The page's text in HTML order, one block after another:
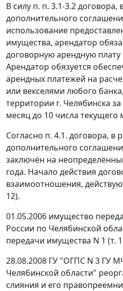
В силу п. п. 3.1-3.2 договора,
дополнительного
использование
имущества, арендатор
договорную арендную плату
Арендатор обязуется
арендных платежей на
или векселями любого
территории г. Челябинска
месяц до 10 числа текущего
Согласно п. 4.1. договора, в
дополнительного
заключён на
года. Начало действия
взаимоотношения,
12).
01.05.2006 имущество
России по Челябинской
передачи имущества N 1 (т. 1
28.08.2008 ГУ "ОГПС N 3 ГУ
Челябинской области"
слияния и его